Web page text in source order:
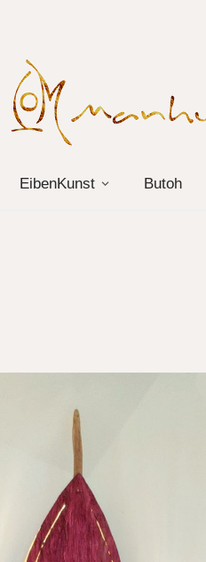
EibenKunst Butoh